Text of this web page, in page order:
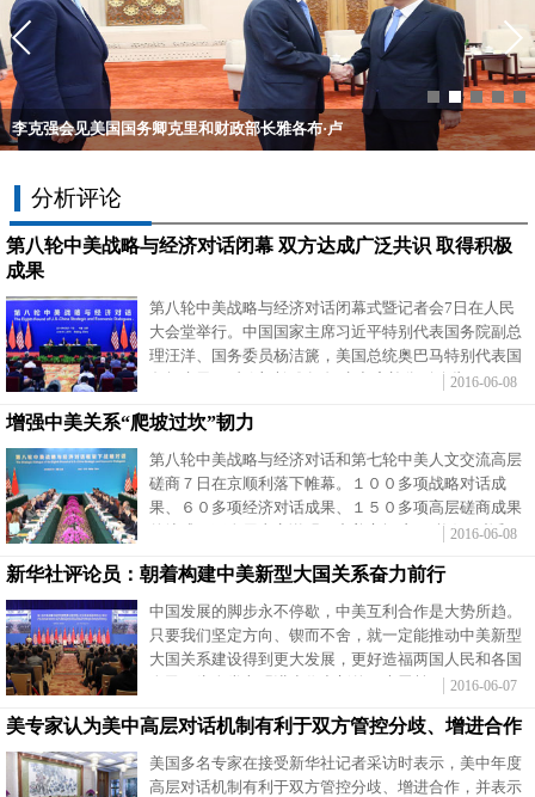
李克强会见美国国务卿克里和财政部长雅各布·卢
分析评论
第八轮中美战略与经济对话闭幕 双方达成广泛共识 取得积极
成果
第八轮中美战略与经济对话闭幕式暨记者会7日在人民
大会堂举行。中国国家主席习近平特别代表国务院副总
理汪洋、国务委员杨洁篪，美国总统奥巴马特别代表国
务卿克里、财政部长雅各布·卢出席并分别致辞。2016-06-08
增强中美关系“爬坡过坎”韧力
第八轮中美战略与经济对话和第七轮中美人文交流高层
磋商７日在京顺利落下帷幕。１００多项战略对话成
果、６０多项经济对话成果、１５０多项高层磋商成果
的达成，再次用事实说明，中美之间这一“旗舰”对话平
2016-06-08
新华社评论员：朝着构建中美新型大国关系奋力前行
中国发展的脚步永不停歇，中美互利合作是大势所趋。
只要我们坚定方向、锲而不舍，就一定能推动中美新型
大国关系建设得到更大发展，更好造福两国人民和各国
人民，为人类文明进步作出新的更大贡献。 2016-06-07
美专家认为美中高层对话机制有利于双方管控分歧、增进合作
美国多名专家在接受新华社记者采访时表示，美中年度
高层对话机制有利于双方管控分歧、增进合作，并表示